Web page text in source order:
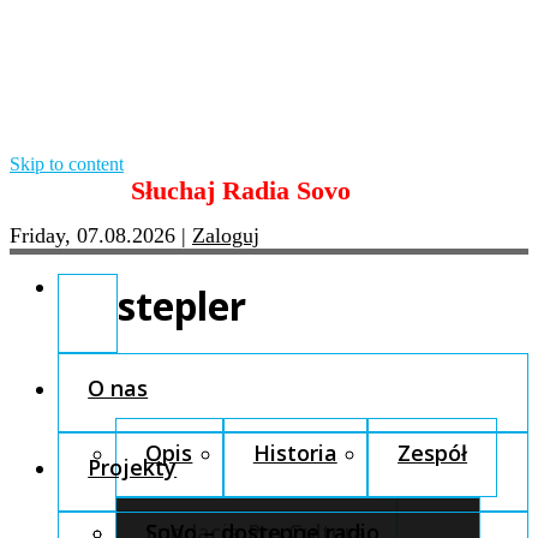
Skip to content
Słuchaj Radia Sovo
Friday, 07.08.2026 | Zaloguj
O nas
Opis Historia Zespół
Fundacja Pro Cultura
Projekty
SoVo – dostępne radio
stepler